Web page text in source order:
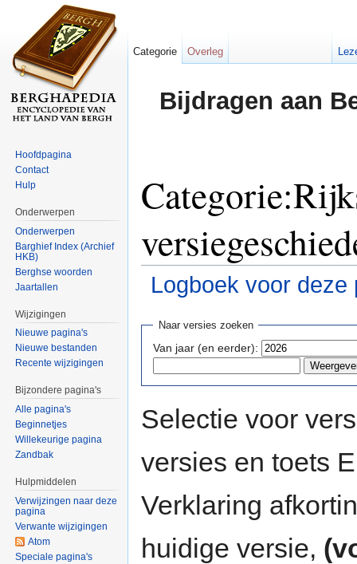
Bijdragen aan
Logboek voor deze
Naar versies zoeken
Van jaar (en eerder):
Selectie voor
versies en toets
Verklaring
huidige versie,
Categorie Overleg
Hoofdpagina
Contact
Hulp
Onderwerpen
Onderwerpen
Barghief Index (Archief
HKB)
Berghse woorden
Jaartallen
Wijzigingen
Nieuwe pagina's
Nieuwe bestanden
Recente wijzigingen
Bijzondere pagina's
Alle pagina's
Beginnetjes
Willekeurige pagina
Zandbak
Hulpmiddelen
Verwijzingen naar deze
pagina
Verwante wijzigingen
Atom
Speciale pagina's